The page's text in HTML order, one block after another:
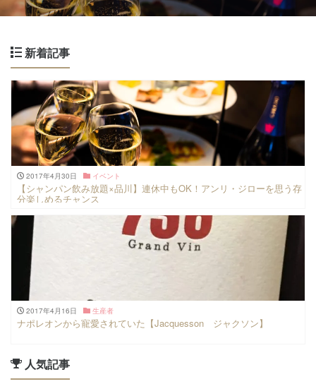
新着記事
2017年4月30日 イベント
【シャンパン飲み放題×品川】連休中もOK！アンリ・ジローを思う存
分楽しめるチャンス
2017年4月16日 生産者
ナポレオンから寵愛されていた【Jacquesson ジャクソン】
人気記事